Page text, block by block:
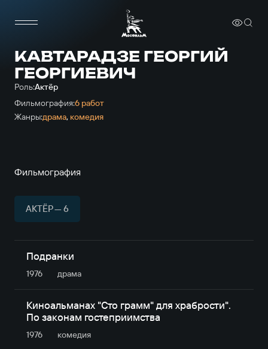
КАВТАРАДЗЕ ГЕОРГИЙ
ГЕОРГИЕВИЧ
Роль:Актёр
Фильмография:6 работ
Жанры:драма, комедия
Фильмография
АКТЁР — 6
Подранки
1976 драма
Киноальманах "Сто грамм" для храбрости".
По законам гостеприимства
1976 комедия